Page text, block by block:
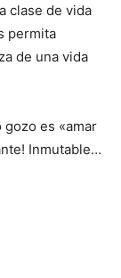
clase de vida
permita
de una vida
es «amar
Inmutable…